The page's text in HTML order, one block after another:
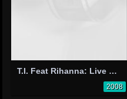
T.I. Feat Rihanna: Live Your Life
2008